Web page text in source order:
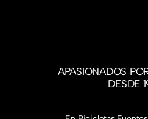
APASIONADOS
DESDE